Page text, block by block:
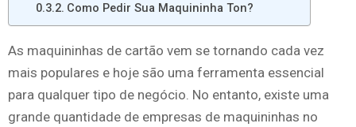
Como Pedir Sua Maquininha Ton?
As maquininhas de cartão vem se tornando cada vez
mais populares e hoje são uma ferramenta essencial
para qualquer tipo de negócio. No entanto, existe uma
grande quantidade de empresas de maquininhas no